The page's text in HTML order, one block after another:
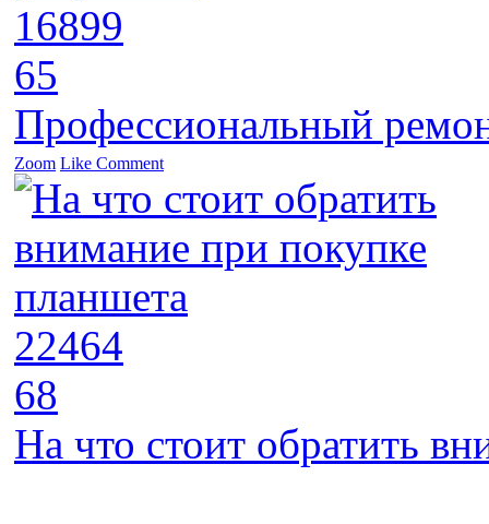
16899
65
Профессиональный
Zoom Like Comment
22464
68
На что стоит обратить